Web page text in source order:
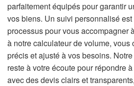
parfaitement équipés pour garantir
vos biens. Un suivi personnalisé
processus pour vous accompagner
à notre calculateur de volume, vous
précis et ajusté à vos besoins.
reste à votre écoute pour répondre
avec des devis clairs et